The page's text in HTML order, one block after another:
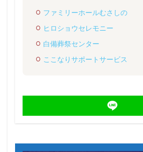
ファミリーホールむさしの
ヒロショウセレモニー
白備葬祭センター
ここなりサポートサービス